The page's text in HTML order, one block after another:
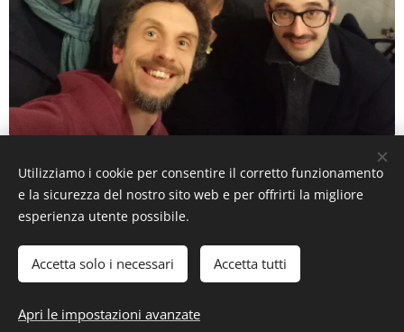
All rights reserved ®
Utilizziamo i cookie per consentire il corretto funzionamento
e la sicurezza del nostro sito web e per offrirti la migliore
esperienza utente possibile.
Accetta solo i necessari Accetta tutti
Apri le impostazioni avanzate